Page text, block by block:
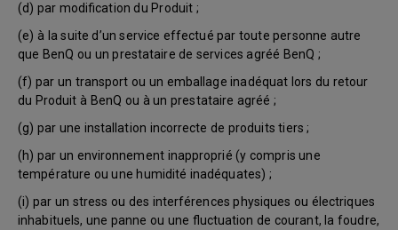
(d) par modification du Produit ;
(e) à la suite d’un service effectué par toute personne autre
que BenQ ou un prestataire de services agréé BenQ ;
(f) par un transport ou un emballage inadéquat lors du retour
du Produit à BenQ ou à un prestataire agréé ;
(g) par une installation incorrecte de produits tiers ;
(h) par un environnement inapproprié (y compris une
température ou une humidité inadéquates) ;
(i) par un stress ou des interférences physiques ou électriques
inhabituels, une panne ou une fluctuation de courant, la foudre,